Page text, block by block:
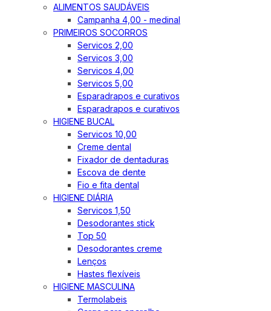
ALIMENTOS SAUDÁVEIS
Campanha 4,00 - medinal
PRIMEIROS SOCORROS
Servicos 2,00
Servicos 3,00
Servicos 4,00
Servicos 5,00
Esparadrapos e curativos
Esparadrapos e curativos
HIGIENE BUCAL
Servicos 10,00
Creme dental
Fixador de dentaduras
Escova de dente
Fio e fita dental
HIGIENE DIÁRIA
Servicos 1,50
Desodorantes stick
Top 50
Desodorantes creme
Lenços
Hastes flexíveis
HIGIENE MASCULINA
Termolabeis